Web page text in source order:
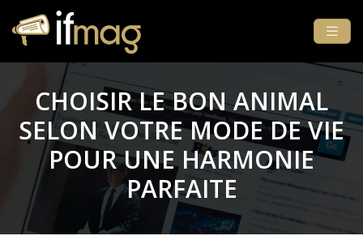
CHOISIR LE BON ANIMAL
SELON VOTRE MODE DE VIE
POUR UNE HARMONIE
PARFAITE